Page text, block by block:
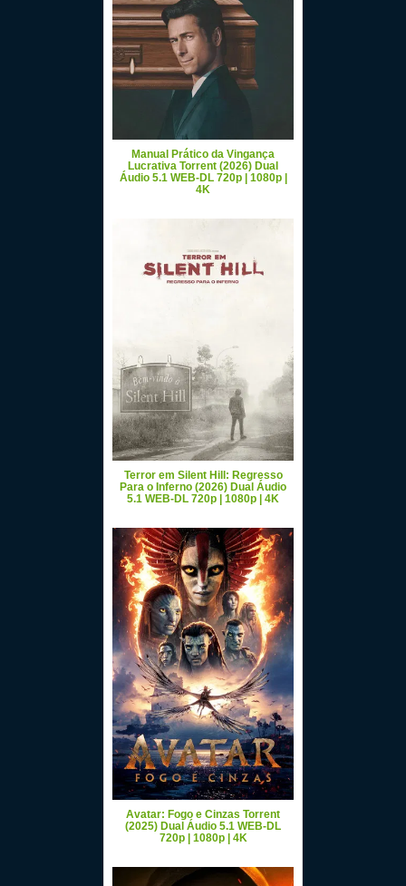
Manual Prático da Vingança
Lucrativa Torrent (2026) Dual
Áudio 5.1 WEB-DL 720p | 1080p |
4K
Terror em Silent Hill: Regresso
Para o Inferno (2026) Dual Áudio
5.1 WEB-DL 720p | 1080p | 4K
Avatar: Fogo e Cinzas Torrent
(2025) Dual Áudio 5.1 WEB-DL
720p | 1080p | 4K